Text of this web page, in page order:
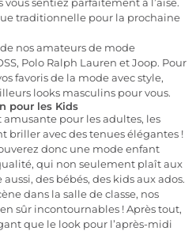
traditionnelle pour la prochaine
nos amateurs de mode
Polo Ralph Lauren et Joop. Pour
favoris de la mode avec style,
looks masculins pour vous.
pour les Kids
amusante pour les adultes, les
briller avec des tenues élégantes !
donc une mode enfant
qui non seulement plaît aux
des bébés, des kids aux ados.
dans la salle de classe, nos
sûr incontournables ! Après tout,
que le look pour l’après-midi